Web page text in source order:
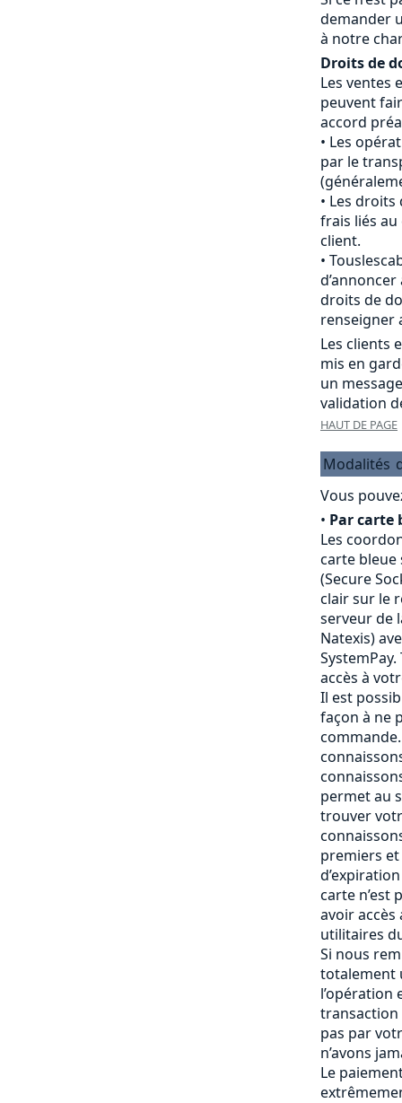
demander
à notre
Droits de
Les ventes
peuvent
accord
Les
par le
Les droits
frais liés
client.
droits de
renseigner
Les clients
mis en
un
validation
HAUT DE PAGE
Modalités
Vous
• Par carte
Les
carte bleue
(Secure
clair sur le
serveur de
Natexis)
accès à
Il est
façon à ne
permet au
trouver
premiers
carte n’est
avoir
utilitaires
Si nous
totalement
l’opération
transaction
pas par
n’avons
Le